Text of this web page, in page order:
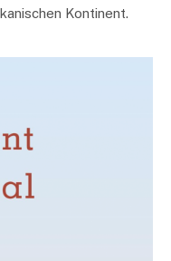
Kontinent.